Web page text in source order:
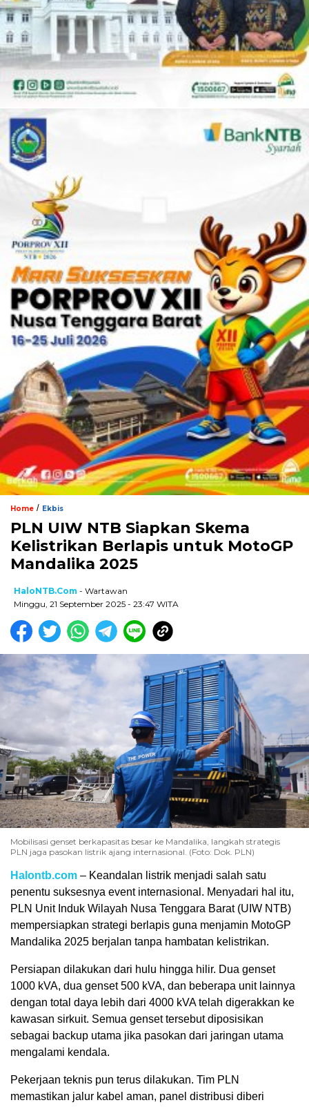
Home / Ekbis
PLN UIW NTB Siapkan Skema
Kelistrikan Berlapis untuk MotoGP
Mandalika 2025
HaloNTB.com - Wartawan
Minggu, 21 September 2025 - 23:47 WITA
Mobilisasi genset berkapasitas besar ke Mandalika, langkah strategis
PLN jaga pasokan listrik ajang internasional. (Foto: Dok. PLN)
Halontb.com – Keandalan listrik menjadi salah satu
penentu suksesnya event internasional. Menyadari hal itu,
PLN Unit Induk Wilayah Nusa Tenggara Barat (UIW NTB)
mempersiapkan strategi berlapis guna menjamin MotoGP
Mandalika 2025 berjalan tanpa hambatan kelistrikan.
Persiapan dilakukan dari hulu hingga hilir. Dua genset
1000 kVA, dua genset 500 kVA, dan beberapa unit lainnya
dengan total daya lebih dari 4000 kVA telah digerakkan ke
kawasan sirkuit. Semua genset tersebut diposisikan
sebagai backup utama jika pasokan dari jaringan utama
mengalami kendala.
Pekerjaan teknis pun terus dilakukan. Tim PLN
memastikan jalur kabel aman, panel distribusi diberi